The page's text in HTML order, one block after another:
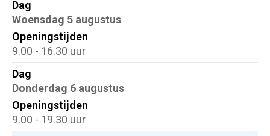
Dag
Woensdag 5 augustus
Openingstijden
9.00 - 16.30 uur
Dag
Donderdag 6 augustus
Openingstijden
9.00 - 19.30 uur